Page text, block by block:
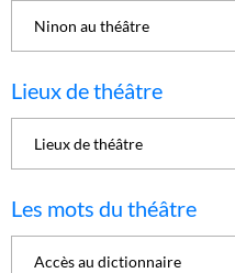
Ninon au théâtre
Lieux de théâtre
Lieux de théâtre
Les mots du théâtre
Accès au dictionnaire